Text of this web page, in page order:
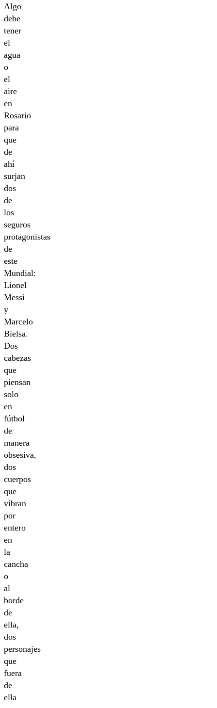
Algo
debe
tener
el
agua
o
el
aire
en
Rosario
para
que
de
ahí
surjan
dos
de
los
seguros
protagonistas
de
este
Mundial:
Lionel
Messi
y
Marcelo
Bielsa.
Dos
cabezas
que
piensan
solo
en
fútbol
de
manera
obsesiva,
dos
cuerpos
que
vibran
por
entero
en
la
cancha
o
al
borde
de
ella,
dos
personajes
que
fuera
de
ella